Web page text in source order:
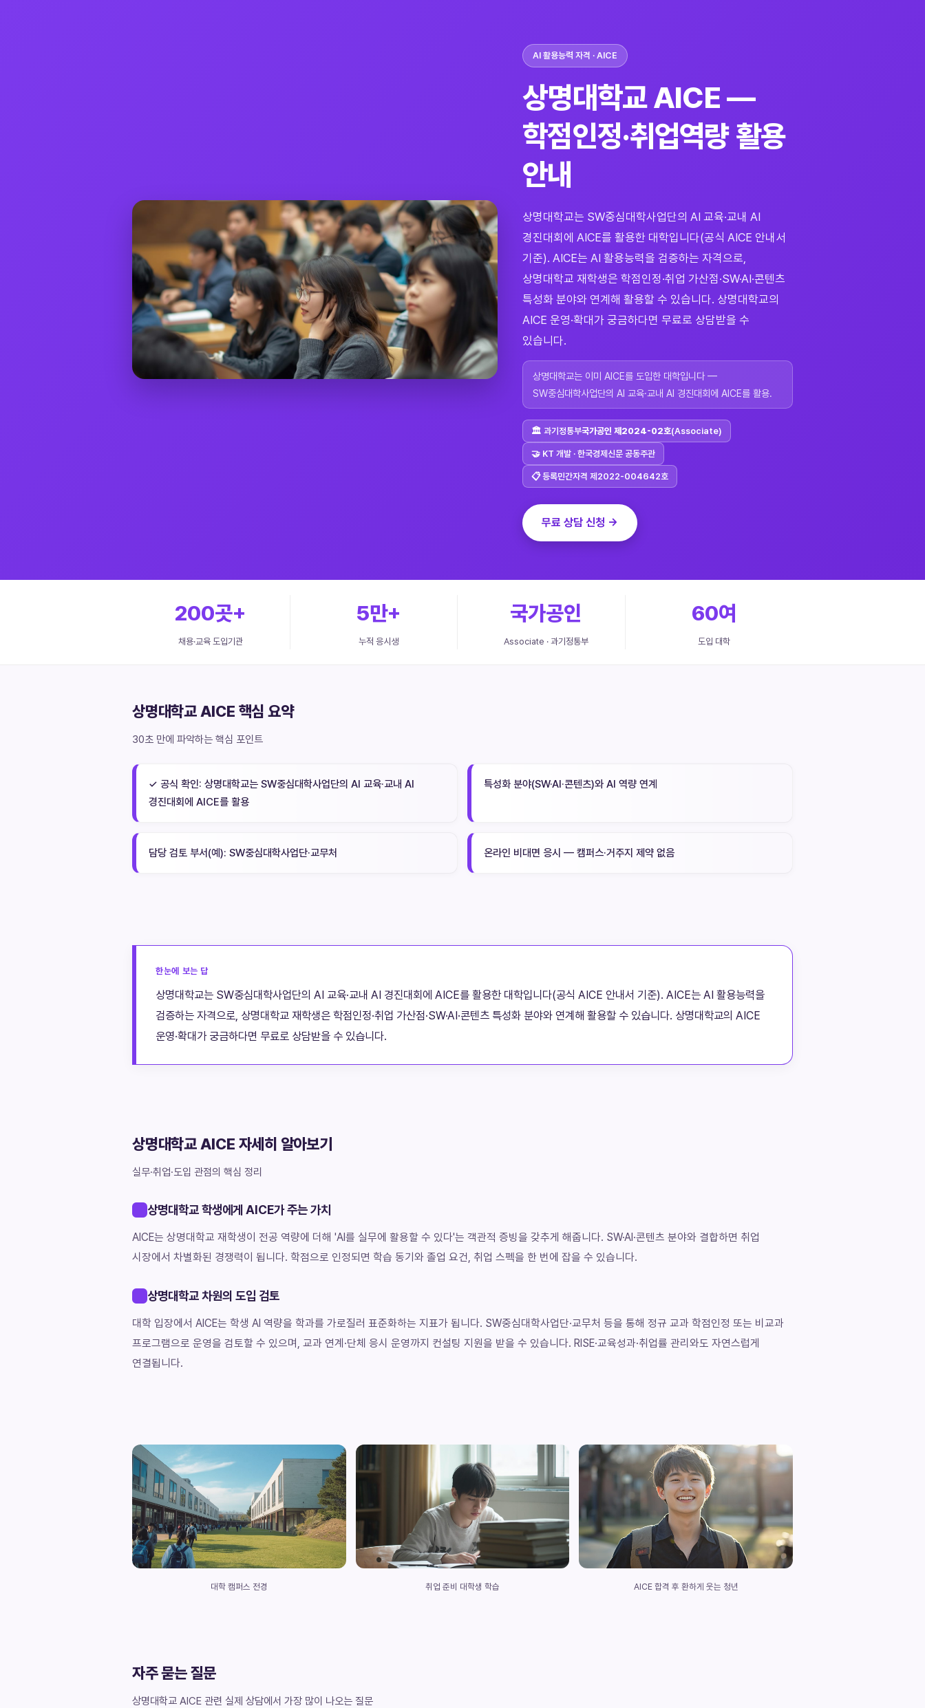
AI 활용능력 자격 · AICE
상명대학교 AICE —
학점인정·취업역량 활용
안내
상명대학교는 SW중심대학사업단의 AI 교육·교내 AI
경진대회에 AICE를 활용한 대학입니다(공식 AICE 안내서
기준). AICE는 AI 활용능력을 검증하는 자격으로,
상명대학교 재학생은 학점인정·취업 가산점·SW·AI·콘텐츠
특성화 분야와 연계해 활용할 수 있습니다. 상명대학교의
AICE 운영·확대가 궁금하다면 무료로 상담받을 수
있습니다.
상명대학교는 이미 AICE를 도입한 대학입니다 —
SW중심대학사업단의 AI 교육·교내 AI 경진대회에 AICE를 활용.
🏛 과기정통부국가공인 제2024-02호(Associate)
🤝 KT 개발 · 한국경제신문 공동주관
📋 등록민간자격 제2022-004642호
무료 상담 신청 →
200곳+
채용·교육 도입기관
5만+
누적 응시생
국가공인
Associate · 과기정통부
60여
도입 대학
상명대학교 AICE 핵심 요약
30초 만에 파악하는 핵심 포인트
✓ 공식 확인: 상명대학교는 SW중심대학사업단의 AI 교육·교내 AI
경진대회에 AICE를 활용
특성화 분야(SW·AI·콘텐츠)와 AI 역량 연계
담당 검토 부서(예): SW중심대학사업단·교무처 온라인 비대면 응시 — 캠퍼스·거주지 제약 없음
한눈에 보는 답
상명대학교는 SW중심대학사업단의 AI 교육·교내 AI 경진대회에 AICE를 활용한 대학입니다(공식 AICE 안내서 기준). AICE는 AI 활용능력을
검증하는 자격으로, 상명대학교 재학생은 학점인정·취업 가산점·SW·AI·콘텐츠 특성화 분야와 연계해 활용할 수 있습니다. 상명대학교의 AICE
운영·확대가 궁금하다면 무료로 상담받을 수 있습니다.
상명대학교 AICE 자세히 알아보기
실무·취업·도입 관점의 핵심 정리
상명대학교 학생에게 AICE가 주는 가치
AICE는 상명대학교 재학생이 전공 역량에 더해 'AI를 실무에 활용할 수 있다'는 객관적 증빙을 갖추게 해줍니다. SW·AI·콘텐츠 분야와 결합하면 취업
시장에서 차별화된 경쟁력이 됩니다. 학점으로 인정되면 학습 동기와 졸업 요건, 취업 스펙을 한 번에 잡을 수 있습니다.
상명대학교 차원의 도입 검토
대학 입장에서 AICE는 학생 AI 역량을 학과를 가로질러 표준화하는 지표가 됩니다. SW중심대학사업단·교무처 등을 통해 정규 교과 학점인정 또는 비교과
프로그램으로 운영을 검토할 수 있으며, 교과 연계·단체 응시 운영까지 컨설팅 지원을 받을 수 있습니다. RISE·교육성과·취업률 관리와도 자연스럽게
연결됩니다.
대학 캠퍼스 전경 취업 준비 대학생 학습 AICE 합격 후 환하게 웃는 청년
자주 묻는 질문
상명대학교 AICE 관련 실제 상담에서 가장 많이 나오는 질문